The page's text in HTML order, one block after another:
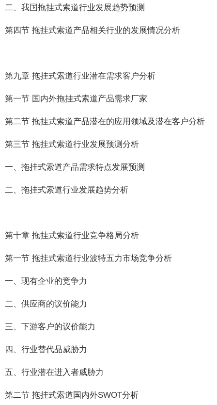
二、我国拖挂式索道行业发展趋势预测
第四节 拖挂式索道产品相关行业的发展情况分析
第九章 拖挂式索道行业潜在需求客户分析
第一节 国内外拖挂式索道产品需求厂家
第二节 拖挂式索道产品潜在的应用领域及潜在客户分析
第三节 拖挂式索道行业发展预测分析
一、拖挂式索道产品需求特点发展预测
二、拖挂式索道行业发展趋势分析
第十章 拖挂式索道行业竞争格局分析
第一节 拖挂式索道行业波特五力市场竞争分析
一、现有企业的竞争力
二、供应商的议价能力
三、下游客户的议价能力
四、行业替代品威胁力
五、行业潜在进入者威胁力
第二节 拖挂式索道国内外SWOT分析